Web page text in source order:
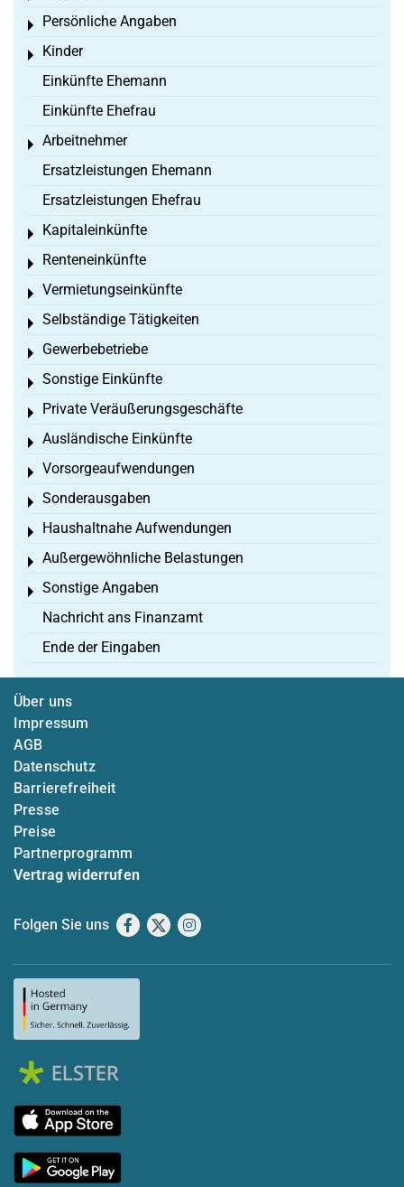
Persönliche Angaben
Toggle menu
Kinder
Toggle menu
Einkünfte Ehemann
Einkünfte Ehefrau
Arbeitnehmer
Toggle menu
Ersatzleistungen Ehemann
Ersatzleistungen Ehefrau
Kapitaleinkünfte
Toggle menu
Renteneinkünfte
Toggle menu
Vermietungseinkünfte
Toggle menu
Selbständige Tätigkeiten
Toggle menu
Gewerbebetriebe
Toggle menu
Sonstige Einkünfte
Toggle menu
Private Veräußerungsgeschäfte
Toggle menu
Ausländische Einkünfte
Toggle menu
Vorsorgeaufwendungen
Toggle menu
Sonderausgaben
Toggle menu
Haushaltnahe Aufwendungen
Toggle menu
Außergewöhnliche Belastungen
Toggle menu
Sonstige Angaben
Toggle menu
Nachricht ans Finanzamt
Ende der Eingaben
Über uns
Impressum
AGB
Datenschutz
Barrierefreiheit
Presse
Preise
Partnerprogramm
Vertrag widerrufen
Folgen Sie uns Facebook
X Instagram